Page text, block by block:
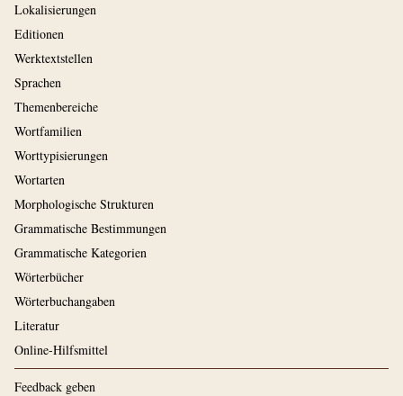
Lokalisierungen
Editionen
Werktextstellen
Sprachen
Themenbereiche
Wortfamilien
Worttypisierungen
Wortarten
Morphologische Strukturen
Grammatische Bestimmungen
Grammatische Kategorien
Wörterbücher
Wörterbuchangaben
Literatur
Online-Hilfsmittel
Feedback geben